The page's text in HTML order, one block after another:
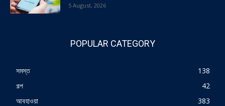
5 August, 2026
POPULAR CATEGORY
সমস্ত
138
গল্প
42
আবহাওয়া
383